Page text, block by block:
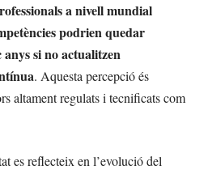
a nivell mundial
podrien quedar
anys si no actualitzen
. Aquesta percepció és
altament regulats i tecnificats com
es reflecteix en l’evolució del